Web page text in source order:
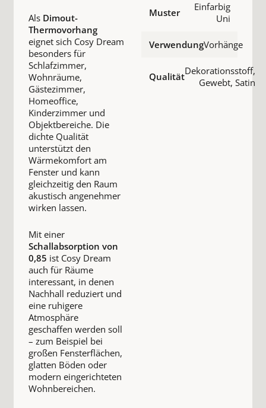
Als Dimout-
Thermovorhang
eignet sich Cosy Dream
besonders für
Schlafzimmer,
Wohnräume,
Gästezimmer,
Homeoffice,
Kinderzimmer und
Objektbereiche. Die
dichte Qualität
unterstützt den
Wärmekomfort am
Fenster und kann
gleichzeitig den Raum
akustisch angenehmer
wirken lassen.
Mit einer
Schallabsorption von
0,85 ist Cosy Dream
auch für Räume
interessant, in denen
Nachhall reduziert und
eine ruhigere
Atmosphäre
geschaffen werden soll
– zum Beispiel bei
großen Fensterflächen,
glatten Böden oder
modern eingerichteten
Wohnbereichen.
Muster
Einfarbig
Uni
VerwendungVorhänge
QualitätDekorationsstoff,
Gewebt, Satin